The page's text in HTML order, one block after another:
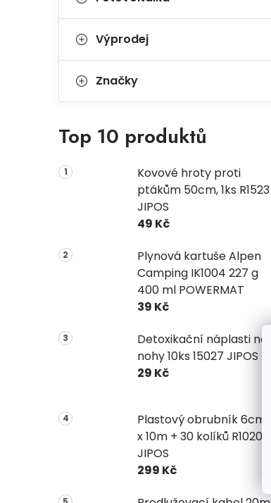
Výprodej
Značky
Top 10 produktů
Kovové hroty proti
ptákům 50cm, 1ks R1523
JIPOS
49 Kč
Plynová kartuše Alpen
Camping IK1004 227 g
400 ml POWERMAT
39 Kč
Detoxikační náplasti na
nohy 10ks 15027 JIPOS
29 Kč
Plastový obrubník 6cm
x 10m + 30 kolíků R1020
JIPOS
299 Kč